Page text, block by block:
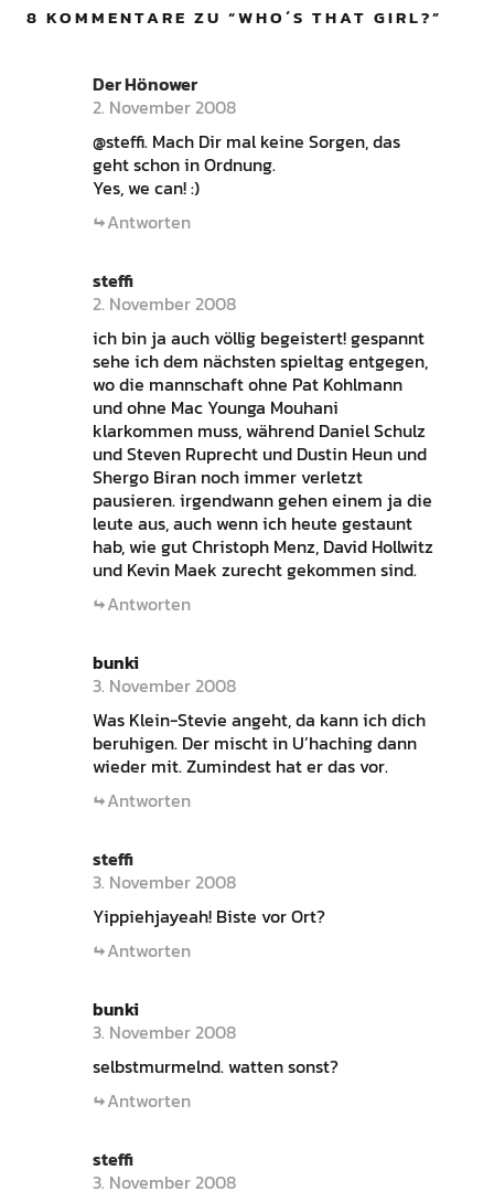
8 KOMMENTARE ZU “WHO´S THAT GIRL?”
Der Hönower
2. November 2008
@steffi. Mach Dir mal keine Sorgen, das
geht schon in Ordnung.
Yes, we can! :)
Antworten
steffi
2. November 2008
ich bin ja auch völlig begeistert! gespannt
sehe ich dem nächsten spieltag entgegen,
wo die mannschaft ohne Pat Kohlmann
und ohne Mac Younga Mouhani
klarkommen muss, während Daniel Schulz
und Steven Ruprecht und Dustin Heun und
Shergo Biran noch immer verletzt
pausieren. irgendwann gehen einem ja die
leute aus, auch wenn ich heute gestaunt
hab, wie gut Christoph Menz, David Hollwitz
und Kevin Maek zurecht gekommen sind.
Antworten
bunki
3. November 2008
Was Klein-Stevie angeht, da kann ich dich
beruhigen. Der mischt in U’haching dann
wieder mit. Zumindest hat er das vor.
Antworten
steffi
3. November 2008
Yippiehjayeah! Biste vor Ort?
Antworten
bunki
3. November 2008
selbstmurmelnd. watten sonst?
Antworten
steffi
3. November 2008